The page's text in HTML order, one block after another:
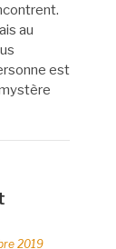
au
est
2019